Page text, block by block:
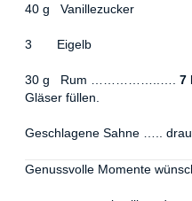
40 g Vanillezucker
3 Eigelb
30 g Rum ……………..…. 7
Gläser füllen.
Geschlagene Sahne …..
Genussvolle Momente